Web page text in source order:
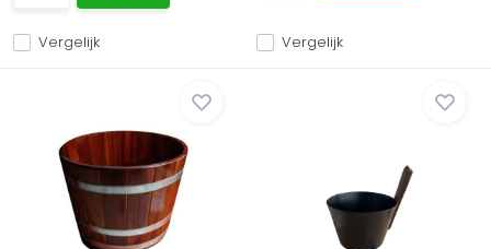
Vergelijk Vergelijk